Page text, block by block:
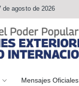
de agosto de 2026
Mensajes Oficiales